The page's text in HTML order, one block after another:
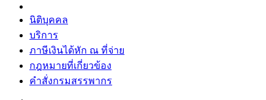
นิติบุคคล
บริการ
ภาษีเงินได้หัก ณ ที่จ่าย
กฎหมายที่เกี่ยวข้อง
คำสั่งกรมสรรพากร